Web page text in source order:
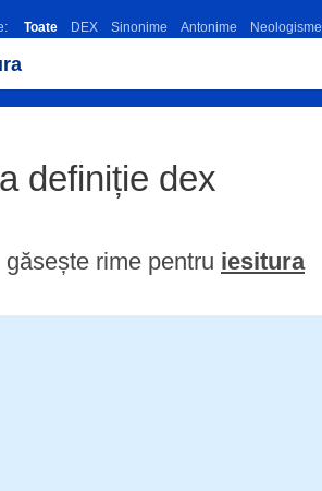
Toate DEX Sinonime Antonime Neologisme
definiție dex
găsește rime pentru iesitura